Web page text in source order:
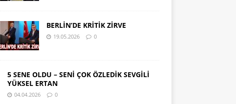
BERLİN’DE KRİTİK ZİRVE
19.05.2026 0
5 SENE OLDU – SENİ ÇOK ÖZLEDİK SEVGİLİ
YÜKSEL ERTAN
04.04.2026 0